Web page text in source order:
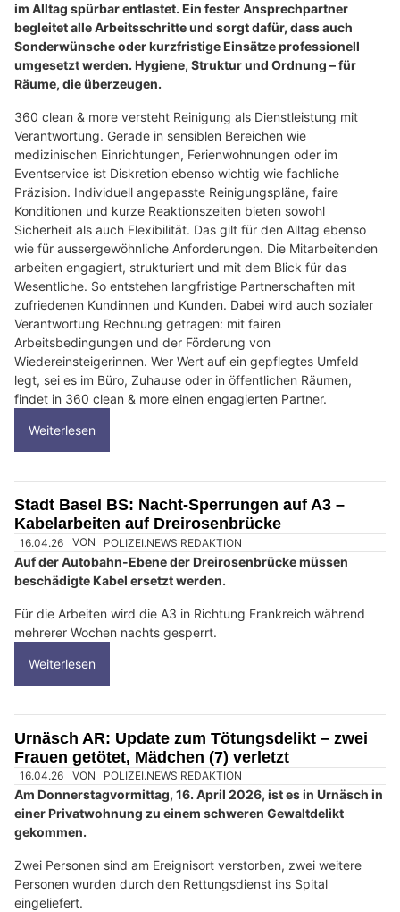
im Alltag spürbar entlastet. Ein fester Ansprechpartner
begleitet alle Arbeitsschritte und sorgt dafür, dass auch
Sonderwünsche oder kurzfristige Einsätze professionell
umgesetzt werden. Hygiene, Struktur und Ordnung – für
Räume, die überzeugen.
360 clean & more versteht Reinigung als Dienstleistung mit
Verantwortung. Gerade in sensiblen Bereichen wie
medizinischen Einrichtungen, Ferienwohnungen oder im
Eventservice ist Diskretion ebenso wichtig wie fachliche
Präzision. Individuell angepasste Reinigungspläne, faire
Konditionen und kurze Reaktionszeiten bieten sowohl
Sicherheit als auch Flexibilität. Das gilt für den Alltag ebenso
wie für aussergewöhnliche Anforderungen. Die Mitarbeitenden
arbeiten engagiert, strukturiert und mit dem Blick für das
Wesentliche. So entstehen langfristige Partnerschaften mit
zufriedenen Kundinnen und Kunden. Dabei wird auch sozialer
Verantwortung Rechnung getragen: mit fairen
Arbeitsbedingungen und der Förderung von
Wiedereinsteigerinnen. Wer Wert auf ein gepflegtes Umfeld
legt, sei es im Büro, Zuhause oder in öffentlichen Räumen,
findet in 360 clean & more einen engagierten Partner.
Weiterlesen
Stadt Basel BS: Nacht-Sperrungen auf A3 –
Kabelarbeiten auf Dreirosenbrücke
16.04.26 VON POLIZEI.NEWS REDAKTION
Auf der Autobahn-Ebene der Dreirosenbrücke müssen
beschädigte Kabel ersetzt werden.
Für die Arbeiten wird die A3 in Richtung Frankreich während
mehrerer Wochen nachts gesperrt.
Weiterlesen
Urnäsch AR: Update zum Tötungsdelikt – zwei
Frauen getötet, Mädchen (7) verletzt
16.04.26 VON POLIZEI.NEWS REDAKTION
Am Donnerstagvormittag, 16. April 2026, ist es in Urnäsch in
einer Privatwohnung zu einem schweren Gewaltdelikt
gekommen.
Zwei Personen sind am Ereignisort verstorben, zwei weitere
Personen wurden durch den Rettungsdienst ins Spital
eingeliefert.